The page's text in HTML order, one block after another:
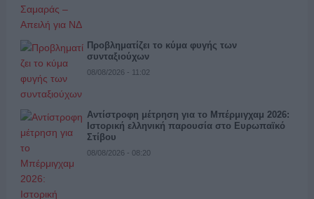
Προβληματίζει το κύμα φυγής των
συνταξιούχων
08/08/2026 - 11:02
Αντίστροφη μέτρηση για το Μπέρμιγχαμ 2026:
Ιστορική ελληνική παρουσία στο Ευρωπαϊκό
Στίβου
08/08/2026 - 08:20